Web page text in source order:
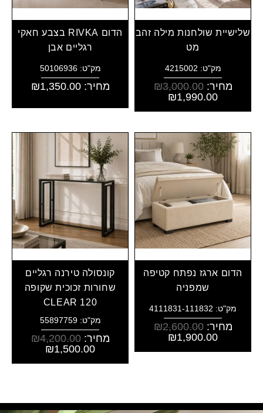
שלישיית שולחנות מילה זהב
מט
מק"ט: 4215002
מחיר: ₪3,000.00
₪1,990.00
הדום RIVKA בצבע חאקי
רגליים אבן
מק"ט: 50106936
מחיר: ₪1,350.00
הדום ארגז נפתח קטיפה
שמפניה
מק"ט: 4111831-111832
מחיר: ₪2,600.00
₪1,900.00
קונסולה טירנה רגליים
שחורות זכוכית שקופה
CLEAR 120
מק"ט: 55897759
מחיר: ₪4,200.00
₪1,500.00